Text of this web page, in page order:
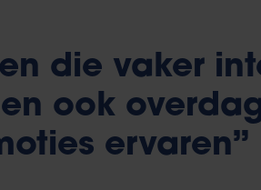
die vaker
ook
ervaren”